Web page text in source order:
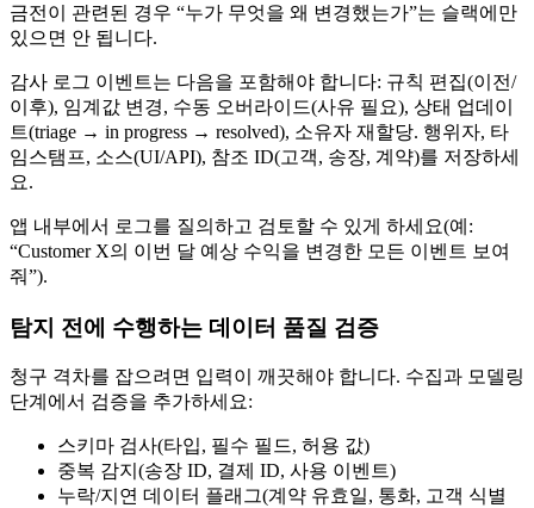
금전이 관련된 경우 “누가 무엇을 왜 변경했는가”는 슬랙에만
있으면 안 됩니다.
감사 로그 이벤트는 다음을 포함해야 합니다: 규칙 편집(이전/
이후), 임계값 변경, 수동 오버라이드(사유 필요), 상태 업데이
트(triage → in progress → resolved), 소유자 재할당. 행위자, 타
임스탬프, 소스(UI/API), 참조 ID(고객, 송장, 계약)를 저장하세
요.
앱 내부에서 로그를 질의하고 검토할 수 있게 하세요(예:
“Customer X의 이번 달 예상 수익을 변경한 모든 이벤트 보여
줘”).
탐지 전에 수행하는 데이터 품질 검증
청구 격차를 잡으려면 입력이 깨끗해야 합니다. 수집과 모델링
단계에서 검증을 추가하세요:
스키마 검사(타입, 필수 필드, 허용 값)
중복 감지(송장 ID, 결제 ID, 사용 이벤트)
누락/지연 데이터 플래그(계약 유효일, 통화, 고객 식별